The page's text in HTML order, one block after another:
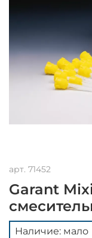
арт. 71452
Garant
Наличие: мало